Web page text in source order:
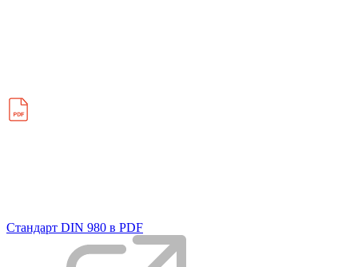
Стандарт DIN 980 в PDF